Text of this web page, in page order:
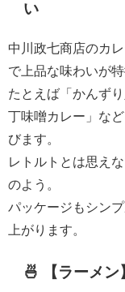
い
中川政七商店のカ
で上品な味わいが特
たとえば「かんず
丁味噌カレー」な
びます。
レトルトとは思え
のよう。
パッケージもシン
上がります。
🍜 【ラーメン